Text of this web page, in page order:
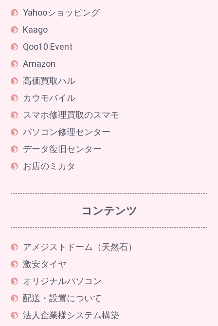
Yahooショッピング
Kaago
Qoo10 Event
Amazon
高価買取ハル
カウモバイル
スマホ修理買取のスマモ
パソコン修理センター
データ復旧センター
お店のミカタ
コンテンツ
アメジストドーム（天然石）
激安タイヤ
オリジナルパソコン
配送・設置について
法人企業様システム構築